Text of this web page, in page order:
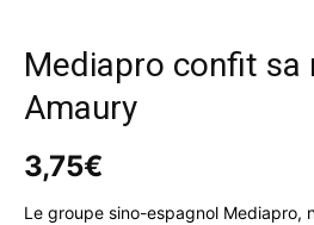
Mediapro confit sa
Amaury
3,75€
Le groupe sino-espagnol Mediapro,